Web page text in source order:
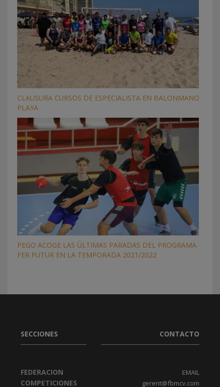
CLAUSURA CURSOS DE ESPECIALISTA EN BALONMANO
PLAYA
PEGO ACOGE LAS ÚLTIMAS PARADAS DEL PROGRAMA
FER FUTUR EN LA TEMPORADA 2021/2022
SECCIONES
FEDERACION
COMPETICIONES
CONTACTO
EMAIL
gerent@fbmcv.com